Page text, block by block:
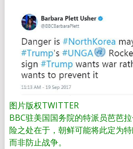
图片版权TWITTER
BBC驻美国国务院的特派员芭芭
险之处在于，朝鲜可能将此定为
而非防止战争。